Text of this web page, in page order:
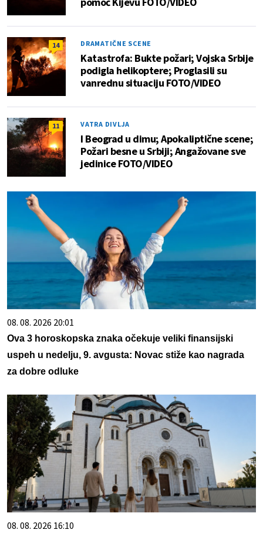
14 DRAMATIČNE SCENE
Katastrofa: Bukte požari; Vojska Srbije
podigla helikoptere; Proglasili su
vanrednu situaciju FOTO/VIDEO
11 VATRA DIVLJA
I Beograd u dimu; Apokaliptične scene;
Požari besne u Srbiji; Angažovane sve
jedinice FOTO/VIDEO
08. 08. 2026 20:01
Ova 3 horoskopska znaka očekuje veliki finansijski
uspeh u nedelju, 9. avgusta: Novac stiže kao nagrada
za dobre odluke
08. 08. 2026 16:10